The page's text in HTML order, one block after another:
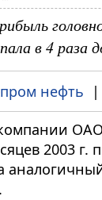
в 4 раза
нефть
2003 г.